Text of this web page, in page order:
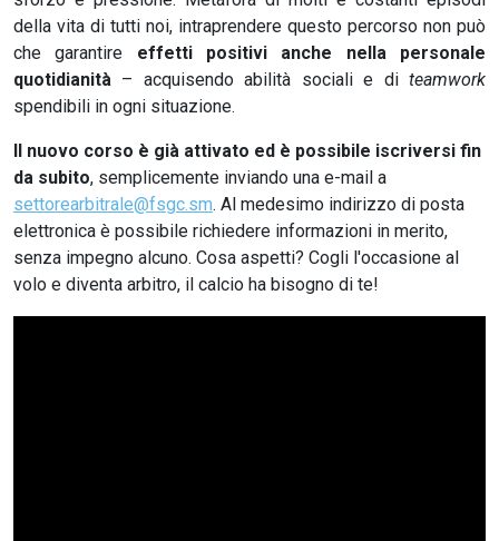
della vita di tutti noi, intraprendere questo percorso non può
che garantire effetti positivi anche nella personale
quotidianità – acquisendo abilità sociali e di teamwork
spendibili in ogni situazione.
Il nuovo corso è già attivato ed è possibile iscriversi fin
da subito, semplicemente inviando una e-mail a
settorearbitrale@fsgc.sm. Al medesimo indirizzo di posta
elettronica è possibile richiedere informazioni in merito,
senza impegno alcuno. Cosa aspetti? Cogli l'occasione al
volo e diventa arbitro, il calcio ha bisogno di te!